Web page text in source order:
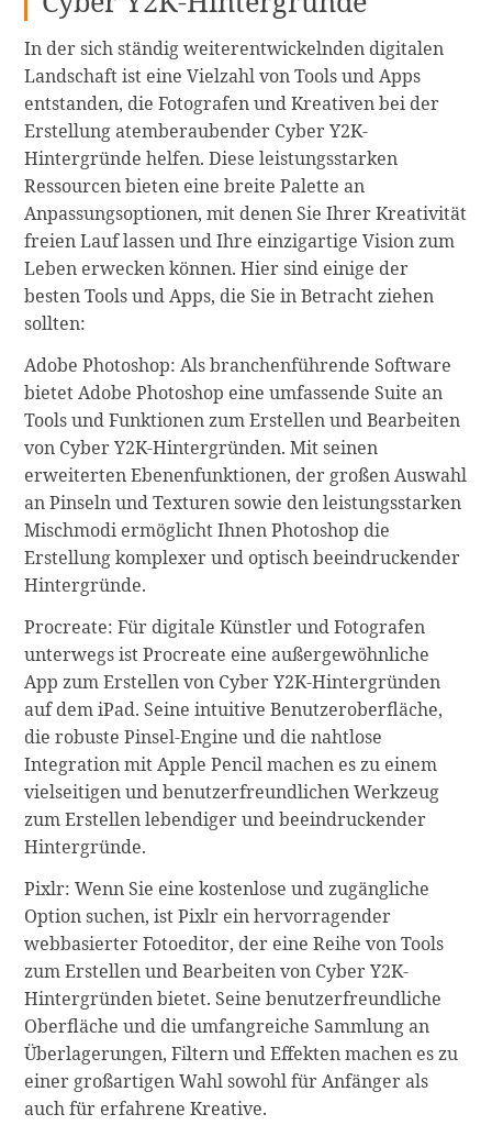
In der sich ständig weiterentwickelnden digitalen
Landschaft ist eine Vielzahl von Tools und Apps
entstanden, die Fotografen und Kreativen bei der
Erstellung atemberaubender Cyber Y2K-
Hintergründe helfen. Diese leistungsstarken
Ressourcen bieten eine breite Palette an
Anpassungsoptionen, mit denen Sie Ihrer Kreativität
freien Lauf lassen und Ihre einzigartige Vision zum
Leben erwecken können. Hier sind einige der
besten Tools und Apps, die Sie in Betracht ziehen
sollten:
Adobe Photoshop: Als branchenführende Software
bietet Adobe Photoshop eine umfassende Suite an
Tools und Funktionen zum Erstellen und Bearbeiten
von Cyber Y2K-Hintergründen. Mit seinen
erweiterten Ebenenfunktionen, der großen Auswahl
an Pinseln und Texturen sowie den leistungsstarken
Mischmodi ermöglicht Ihnen Photoshop die
Erstellung komplexer und optisch beeindruckender
Hintergründe.
Procreate: Für digitale Künstler und Fotografen
unterwegs ist Procreate eine außergewöhnliche
App zum Erstellen von Cyber Y2K-Hintergründen
auf dem iPad. Seine intuitive Benutzeroberfläche,
die robuste Pinsel-Engine und die nahtlose
Integration mit Apple Pencil machen es zu einem
vielseitigen und benutzerfreundlichen Werkzeug
zum Erstellen lebendiger und beeindruckender
Hintergründe.
Pixlr: Wenn Sie eine kostenlose und zugängliche
Option suchen, ist Pixlr ein hervorragender
webbasierter Fotoeditor, der eine Reihe von Tools
zum Erstellen und Bearbeiten von Cyber Y2K-
Hintergründen bietet. Seine benutzerfreundliche
Oberfläche und die umfangreiche Sammlung an
Überlagerungen, Filtern und Effekten machen es zu
einer großartigen Wahl sowohl für Anfänger als
auch für erfahrene Kreative.